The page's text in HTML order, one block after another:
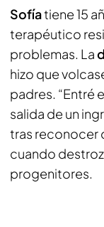
Sofíatiene 15
terapéutico
problemas. La
hizo que
padres. “Entré
salida de un
tras reconocer
cuando
progenitores.